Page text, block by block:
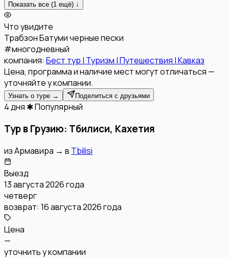
Показать все (1 ещё) ↓
Что увидите
ТрабзонБатумичерные пески
#многодневный
компания: Бест тур | Туризм | Путешествия | Кавказ
Цена, программа и наличие мест могут отличаться —
уточняйте у компании.
Узнать о туре → Поделиться с друзьями
4 дня ✱ Популярный
Тур в Грузию: Тбилиси, Кахетия
изАрмавира → в Tbilisi
Выезд
13 августа 2026 года
четверг
возврат: 16 августа 2026 года
Цена
—
уточнить у компании